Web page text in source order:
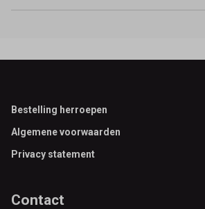
Footer
Bestelling herroepen
Algemene voorwaarden
Privacy statement
Contact